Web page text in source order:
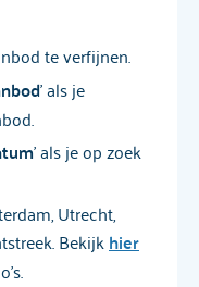
te verfijnen.
' als je
' als je op zoek
Utrecht,
Bekijkhier